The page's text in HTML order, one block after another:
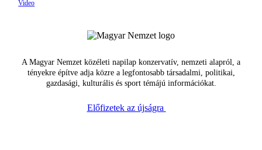
A Magyar Nemzet közéleti napilap konzervatív, nemzeti alapról, a
tényekre építve adja közre a legfontosabb társadalmi, politikai,
gazdasági, kulturális és sport témájú információkat.
Előfizetek az újságra